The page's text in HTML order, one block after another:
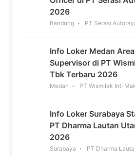
2026
Bandung PT Serasi
Info Loker Medan
Supervisor di PT
Tbk Terbaru 2026
Medan PT Wismilak Inti
Info Loker Surabaya
PT Dharma Lautan
2026
Surabaya PT Dharma